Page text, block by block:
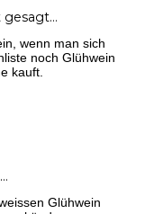
wenn man sich
noch Glühwein
kauft.
Glühwein